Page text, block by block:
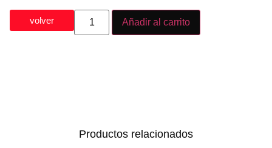
volver Añadir al carrito
Productos relacionados